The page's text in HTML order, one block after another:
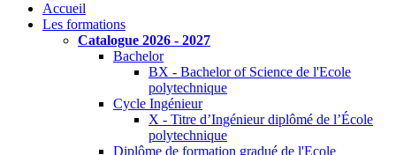
Accueil
Les formations
Catalogue 2026 - 2027
Bachelor
BX - Bachelor of Science de l'Ecole
polytechnique
Cycle Ingénieur
X - Titre d’Ingénieur diplômé de l’École
polytechnique
Diplôme de formation gradué de l'Ecole